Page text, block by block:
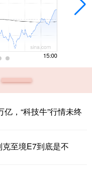
，“科技牛”行情未终
至境E7到底是不